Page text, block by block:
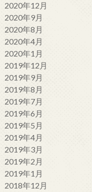
2020年12月
2020年9月
2020年8月
2020年4月
2020年1月
2019年12月
2019年9月
2019年8月
2019年7月
2019年6月
2019年5月
2019年4月
2019年3月
2019年2月
2019年1月
2018年12月